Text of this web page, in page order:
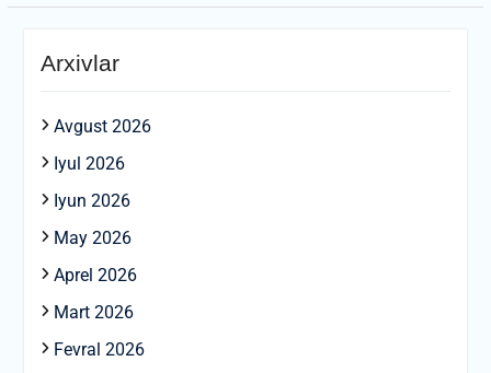
Arxivlar
Avgust 2026
Iyul 2026
Iyun 2026
May 2026
Aprel 2026
Mart 2026
Fevral 2026